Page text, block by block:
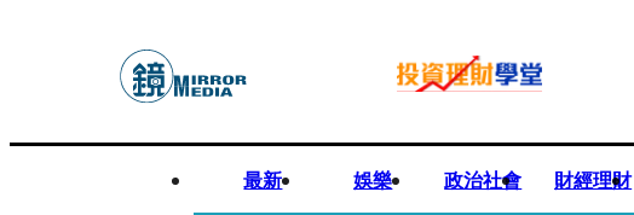
最新 娛樂 政治社會 財經理財